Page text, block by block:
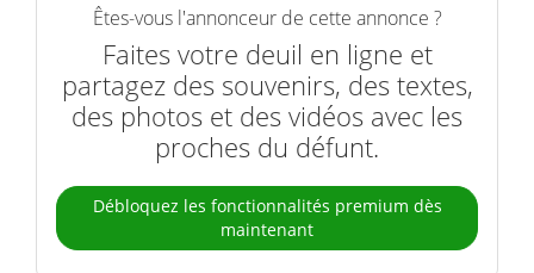
Êtes-vous l'annonceur de cette annonce ?
Faites votre deuil en ligne et
partagez des souvenirs, des textes,
des photos et des vidéos avec les
proches du défunt.
Débloquez les fonctionnalités premium dès
maintenant